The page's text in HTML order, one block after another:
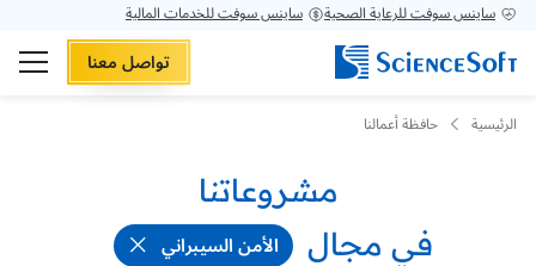
ساينس سوفت للرعاية الصحية ساينس سوفت للخدمات المالية
تواصل معنا
الرئيسية حافظة أعمالنا
مشروعاتنا
في مجال
الأمن السيبراني